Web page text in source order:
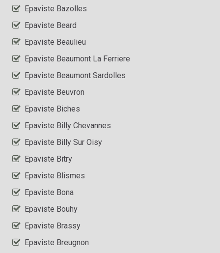
Epaviste Bazolles
Epaviste Beard
Epaviste Beaulieu
Epaviste Beaumont La Ferriere
Epaviste Beaumont Sardolles
Epaviste Beuvron
Epaviste Biches
Epaviste Billy Chevannes
Epaviste Billy Sur Oisy
Epaviste Bitry
Epaviste Blismes
Epaviste Bona
Epaviste Bouhy
Epaviste Brassy
Epaviste Breugnon